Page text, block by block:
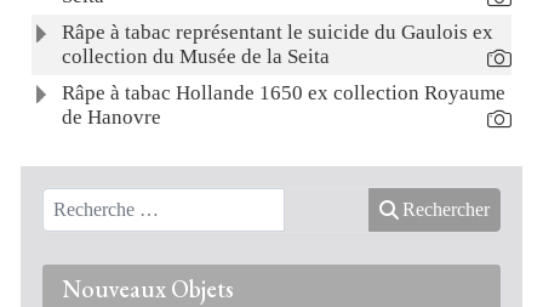
Râpe à tabac représentant le suicide du Gaulois ex
collection du Musée de la Seita
Râpe à tabac Hollande 1650 ex collection Royaume
de Hanovre
Rechercher
Nouveaux Objets